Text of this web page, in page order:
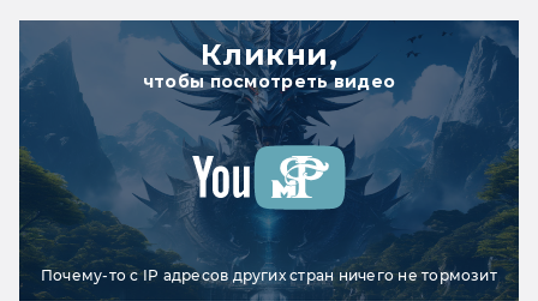
Кликни,
чтобы посмотреть видео
Почему-то с IP адресов других стран ничего не тормозит